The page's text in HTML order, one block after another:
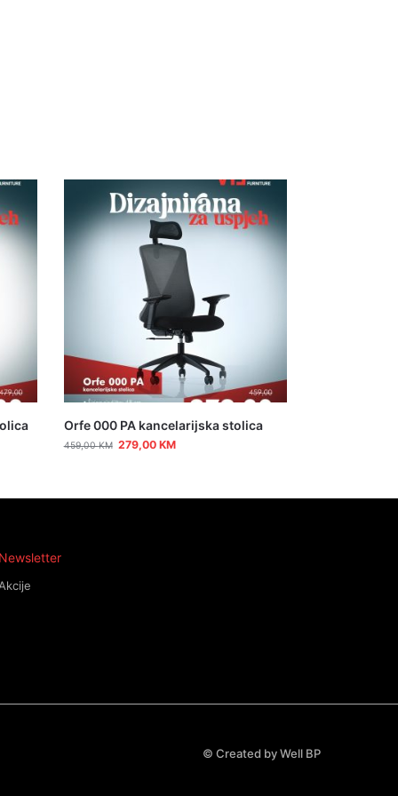
Orfe 000 PA kancelarijska stolica
459,00KM 279,00KM
© Created by Well BP